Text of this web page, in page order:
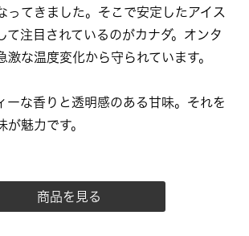
ってきました。そこで安定したアイス
て注目されているのがカナダ。オンタ
激な温度変化から守られています。
ーな香りと透明感のある甘味。それを
が魅力です。
商品を見る